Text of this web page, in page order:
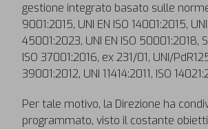
gestione integrato basato sulle norme
9001:2015, UNI EN ISO 14001:2015,
45001:2023, UNI EN ISO 50001:2018,
ISO 37001:2016, ex 231/01, UNI/
39001:2012, UNI 11414:2011, ISO
Per tale motivo, la Direzione ha
programmato, visto il costante